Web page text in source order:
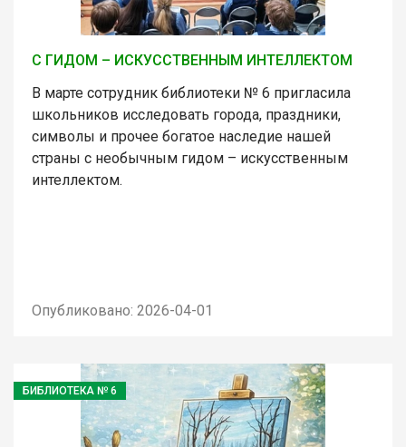
С ГИДОМ – ИСКУССТВЕННЫМ ИНТЕЛЛЕКТОМ
В марте сотрудник библиотеки № 6 пригласила
школьников исследовать города, праздники,
символы и прочее богатое наследие нашей
страны с необычным гидом – искусственным
интеллектом.
Опубликовано: 2026-04-01
БИБЛИОТЕКА № 6